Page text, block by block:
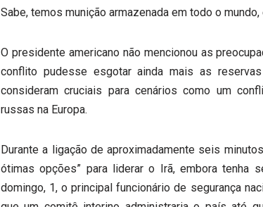
Sabe, temos munição armazenada em todo o
O presidente americano não mencionou as
conflito pudesse esgotar ainda mais as
consideram cruciais para cenários como um
russas na Europa.
Durante a ligação de aproximadamente seis
ótimas opções” para liderar o Irã, embora tenha
domingo, 1, o principal funcionário de segurança